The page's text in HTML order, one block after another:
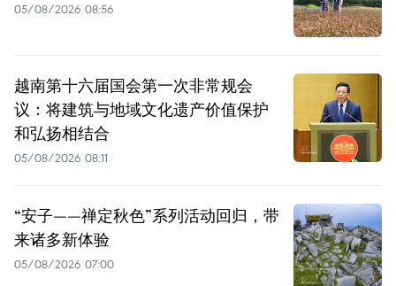
05/08/2026 08:56
越南第十六届国会第一次非常规会
议：将建筑与地域文化遗产价值保护
和弘扬相结合
05/08/2026 08:11
“安子——禅定秋色”系列活动回归，带
来诸多新体验
05/08/2026 07:00